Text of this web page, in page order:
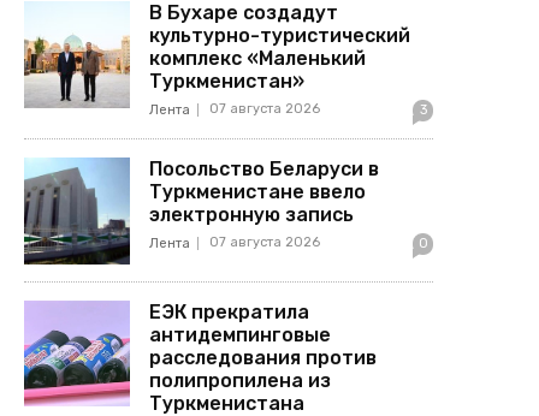
В Бухаре создадут
культурно-туристический
комплекс «Маленький
Туркменистан»
Лента 07 августа 2026 3
Посольство Беларуси в
Туркменистане ввело
электронную запись
Лента 07 августа 2026 0
ЕЭК прекратила
антидемпинговые
расследования против
полипропилена из
Туркменистана